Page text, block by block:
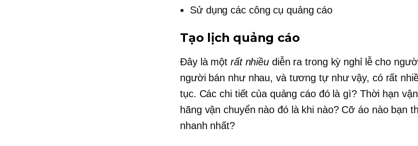
Sử dụng các công cụ quảng cáo
Tạo lịch quảng cáo
Đây là một rất nhiều diễn ra trong kỳ nghỉ lễ cho
người bán như nhau, và tương tự như vậy, có rất
tục. Các chi tiết của quảng cáo đó là gì? Thời hạn
hãng vận chuyển nào đó là khi nào? Cỡ áo nào bạn
nhanh nhất?